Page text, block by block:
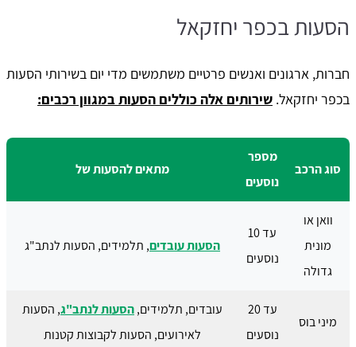
הסעות בכפר יחזקאל
חברות, ארגונים ואנשים פרטיים משתמשים מדי יום בשירותי הסעות
בכפר יחזקאל. שירותים אלה כוללים הסעות במגוון רכבים:
סוג הרכב
מספר
נוסעים
מתאים להסעות של
וואן או
מונית
גדולה
עד 10
נוסעים
הסעות עובדים, תלמידים, הסעות לנתב"ג
מיני בוס
עד 20
נוסעים
עובדים, תלמידים,הסעות לנתב"ג, הסעות
לאירועים, הסעות לקבוצות קטנות